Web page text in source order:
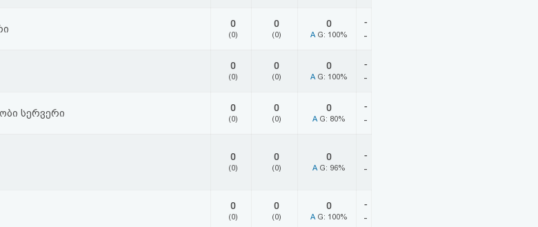
0
(0)
0
(0)
0
A G: 100%
-
-
0
(0)
0
(0)
0
A G: 100%
-
-
სერვერი 0
(0)
0
(0)
0
A G: 80%
-
-
0
(0)
0
(0)
0
A G: 96%
-
-
0
(0)
0
(0)
0
A G: 100%
-
-